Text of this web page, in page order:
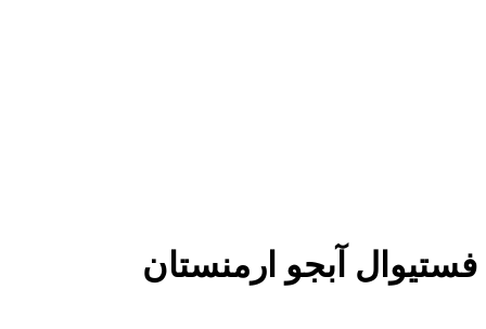
فستیوال آبجو ارمنستان